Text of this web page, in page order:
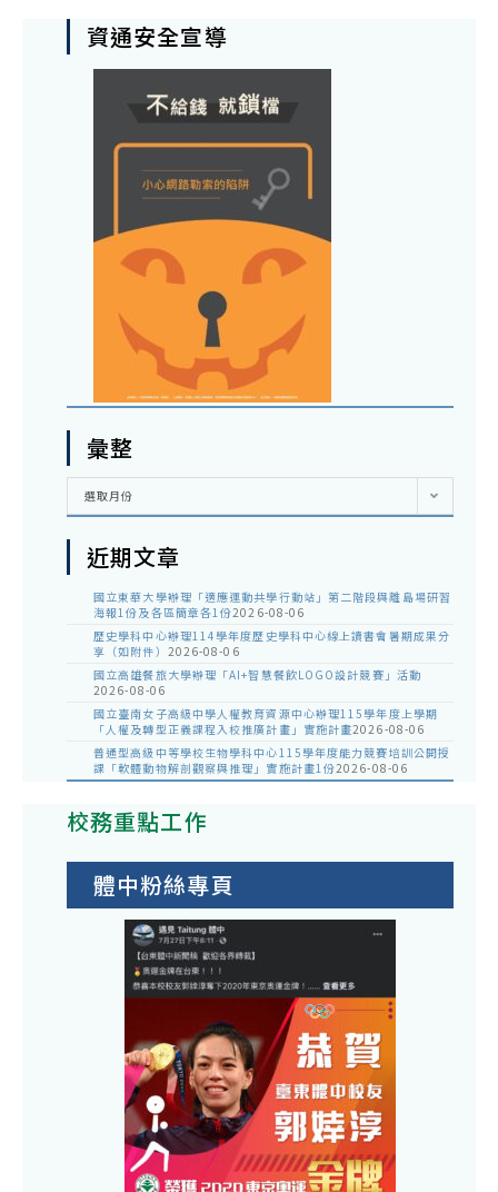
資通安全宣導
彙整
彙
選取月份
近期文章
國立東華大學辦理「適應運動共學行動站」第二階段與離島場研習
海報1份及各區簡章各1份2026-08-06
歷史學科中心辦理114學年度歷史學科中心線上讀書會暑期成果分
享（如附件） 2026-08-06
國立高雄餐旅大學辦理「AI+智慧餐飲LOGO設計競賽」活動
2026-08-06
國立臺南女子高級中學人權教育資源中心辦理115學年度上學期
「人權及轉型正義課程入校推廣計畫」實施計畫2026-08-06
普通型高級中等學校生物學科中心115學年度能力競賽培訓公開授
課「軟體動物解剖觀察與推理」實施計畫1份2026-08-06
校務重點工作
體中粉絲專頁